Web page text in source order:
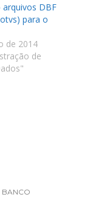
DBF
para o
de 2014
de
BANCO